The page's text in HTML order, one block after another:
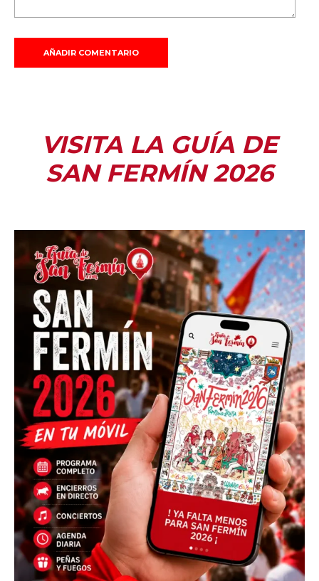
VISITA LA GUÍA DE
SAN FERMÍN 2026